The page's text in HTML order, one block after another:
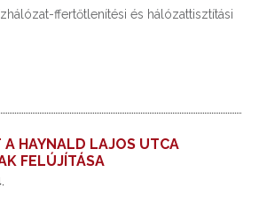
ffertőtlenítési és hálózattisztítási
HAYNALD LAJOS UTCA
FELÚJÍTÁSA